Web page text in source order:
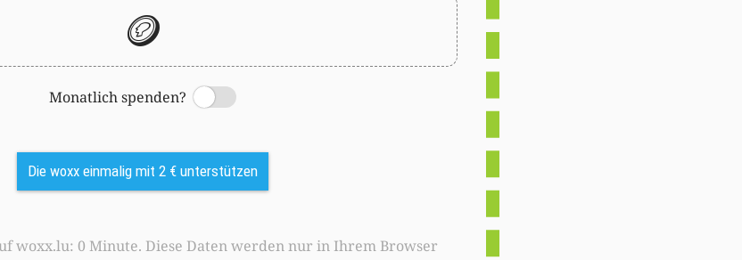
🪙
Monatlich spenden?
Switch
Die woxx einmalig mit 2 € unterstützen
nur in Ihrem Browser